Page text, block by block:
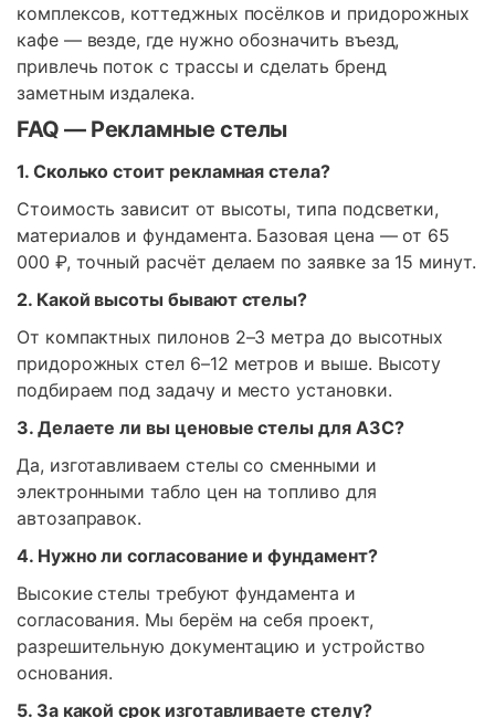
комплексов, коттеджных посёлков и придорожных
кафе — везде, где нужно обозначить въезд,
привлечь поток с трассы и сделать бренд
заметным издалека.
FAQ — Рекламные стелы
1. Сколько стоит рекламная стела?
Стоимость зависит от высоты, типа подсветки,
материалов и фундамента. Базовая цена — от 65
000 ₽, точный расчёт делаем по заявке за 15 минут.
2. Какой высоты бывают стелы?
От компактных пилонов 2–3 метра до высотных
придорожных стел 6–12 метров и выше. Высоту
подбираем под задачу и место установки.
3. Делаете ли вы ценовые стелы для АЗС?
Да, изготавливаем стелы со сменными и
электронными табло цен на топливо для
автозаправок.
4. Нужно ли согласование и фундамент?
Высокие стелы требуют фундамента и
согласования. Мы берём на себя проект,
разрешительную документацию и устройство
основания.
5. За какой срок изготавливаете стелу?